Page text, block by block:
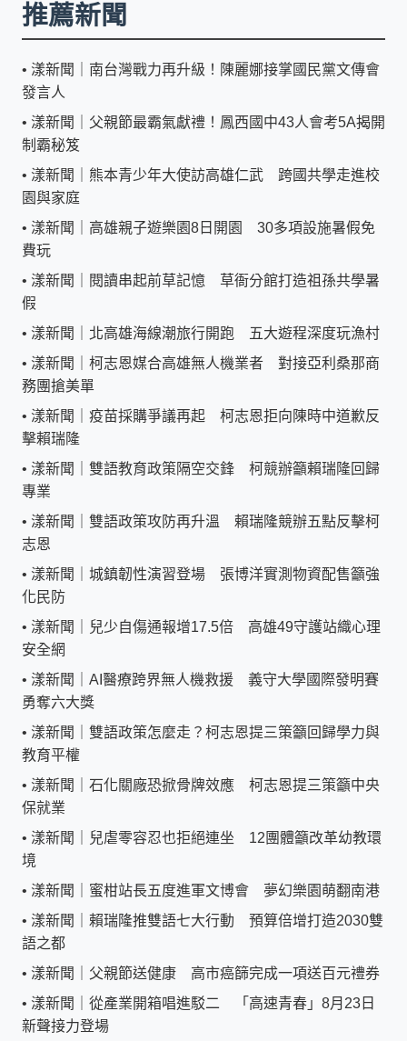
推薦新聞
• 漾新聞｜南台灣戰力再升級！陳麗娜接掌國民黨文傳會
發言人
• 漾新聞｜父親節最霸氣獻禮！鳳西國中43人會考5A揭開
制霸秘笈
• 漾新聞｜熊本青少年大使訪高雄仁武 跨國共學走進校
園與家庭
• 漾新聞｜高雄親子遊樂園8日開園 30多項設施暑假免
費玩
• 漾新聞｜閱讀串起前草記憶 草衙分館打造祖孫共學暑
假
• 漾新聞｜北高雄海線潮旅行開跑 五大遊程深度玩漁村
• 漾新聞｜柯志恩媒合高雄無人機業者 對接亞利桑那商
務團搶美單
• 漾新聞｜疫苗採購爭議再起 柯志恩拒向陳時中道歉反
擊賴瑞隆
• 漾新聞｜雙語教育政策隔空交鋒 柯競辦籲賴瑞隆回歸
專業
• 漾新聞｜雙語政策攻防再升溫 賴瑞隆競辦五點反擊柯
志恩
• 漾新聞｜城鎮韌性演習登場 張博洋實測物資配售籲強
化民防
• 漾新聞｜兒少自傷通報增17.5倍 高雄49守護站織心理
安全網
• 漾新聞｜AI醫療跨界無人機救援 義守大學國際發明賽
勇奪六大獎
• 漾新聞｜雙語政策怎麼走？柯志恩提三策籲回歸學力與
教育平權
• 漾新聞｜石化關廠恐掀骨牌效應 柯志恩提三策籲中央
保就業
• 漾新聞｜兒虐零容忍也拒絕連坐 12團體籲改革幼教環
境
• 漾新聞｜蜜柑站長五度進軍文博會 夢幻樂園萌翻南港
• 漾新聞｜賴瑞隆推雙語七大行動 預算倍增打造2030雙
語之都
• 漾新聞｜父親節送健康 高市癌篩完成一項送百元禮券
• 漾新聞｜從產業開箱唱進駁二 「高速青春」8月23日
新聲接力登場